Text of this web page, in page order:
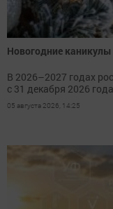
Новогодние каникулы
В 2026–2027 годах
с 31 декабря 2026
05 августа 2026, 14:25